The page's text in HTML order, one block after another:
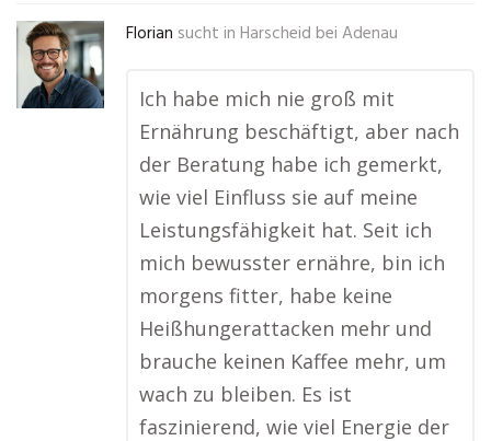
Florian sucht in Harscheid bei Adenau
Ich habe mich nie groß mit
Ernährung beschäftigt, aber nach
der Beratung habe ich gemerkt,
wie viel Einfluss sie auf meine
Leistungsfähigkeit hat. Seit ich
mich bewusster ernähre, bin ich
morgens fitter, habe keine
Heißhungerattacken mehr und
brauche keinen Kaffee mehr, um
wach zu bleiben. Es ist
faszinierend, wie viel Energie der